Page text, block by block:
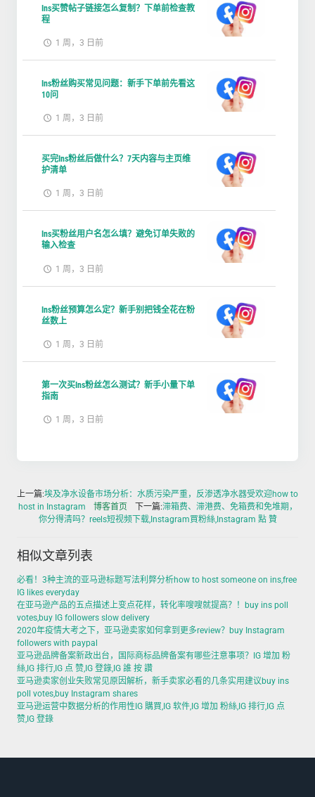
Ins买赞帖子链接怎么复制？下单前检查教
程
1 周，3 日前
Ins粉丝购买常见问题：新手下单前先看这
10问
1 周，3 日前
买完Ins粉丝后做什么？7天内容与主页维
护清单
1 周，3 日前
Ins买粉丝用户名怎么填？避免订单失败的
输入检查
1 周，3 日前
Ins粉丝预算怎么定？新手别把钱全花在粉
丝数上
1 周，3 日前
第一次买Ins粉丝怎么测试？新手小量下单
指南
1 周，3 日前
上一篇:埃及净水设备市场分析：水质污染严重，反渗透净水器受欢迎how to
host in Instagram
博客首页 下一篇:滞箱费、滞港费、免箱费和免堆期，
你分得清吗？reels短视频下载,Instagram買粉絲,Instagram 點 贊
相似文章列表
必看！3种主流的亚马逊标题写法利弊分析how to host someone on ins,free
IG likes everyday
在亚马逊产品的五点描述上变点花样，转化率嗖嗖就提高？！buy ins poll
votes,buy IG followers slow delivery
2020年疫情大考之下，亚马逊卖家如何拿到更多review？buy Instagram
followers with paypal
亚马逊品牌备案新政出台，国际商标品牌备案有哪些注意事项？IG 增加 粉
絲,IG 排行,IG 点 赞,IG 登錄,IG 誰 按 讚
亚马逊卖家创业失败常见原因解析，新手卖家必看的几条实用建议buy ins
poll votes,buy Instagram shares
亚马逊运营中数据分析的作用性IG 購買,IG 软件,IG 增加 粉絲,IG 排行,IG 点
赞,IG 登錄